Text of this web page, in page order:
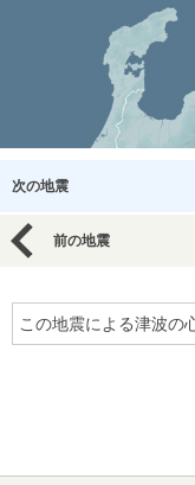
次の地震
前の地震
この地震による津波の